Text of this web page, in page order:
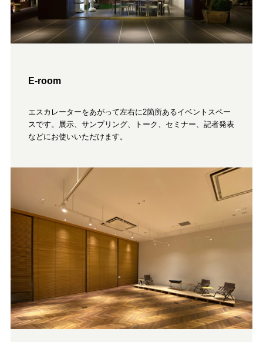
E-room
エスカレーターをあがって左右に2箇所あるイベントスペー
スです。展示、サンプリング、トーク、セミナー、記者発表
などにお使いいただけます。